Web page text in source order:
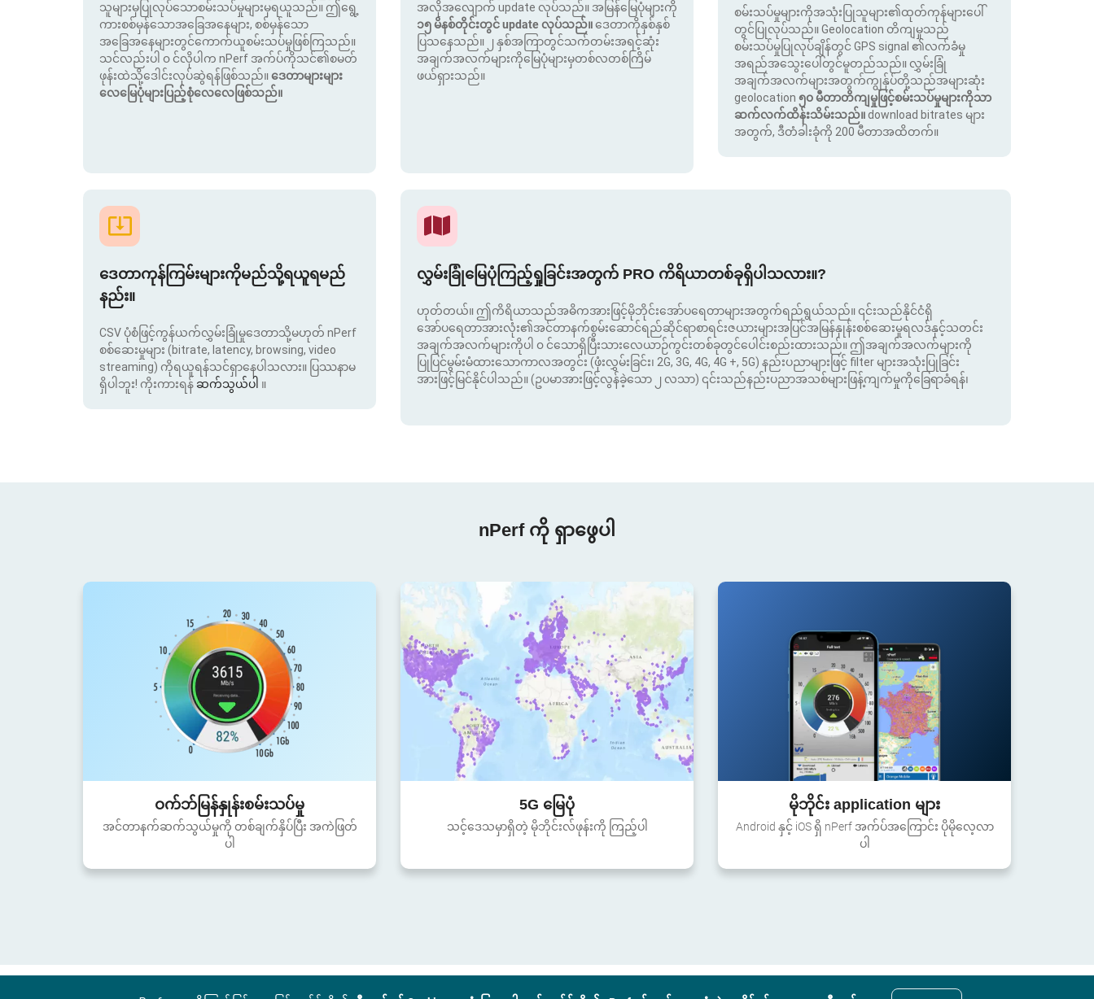
သူများမှပြုလုပ်သောစမ်းသပ်မှုများမှရယူသည်။ ဤရွေ့
ကားစစ်မှန်သောအခြေအနေများ, စစ်မှန်သော
အခြေအနေများတွင်ကောက်ယူစမ်းသပ်မှုဖြစ်ကြသည်။
သင်လည်းပါ ၀ င်လိုပါက nPerf အက်ပ်ကိုသင်၏စမတ်
ဖုန်းထဲသို့ဒေါင်းလုပ်ဆွဲရန်ဖြစ်သည်။ဒေတာများများ
လေမြေပုံများပြည့်စုံလေလေဖြစ်သည်။
အလိုအလျောက် update လုပ်သည်။ အမြန်မြေပုံများကို
၁၅ မိနစ်တိုင်းတွင် update လုပ်သည်။ဒေတာကိုနှစ်နှစ်
ပြသနေသည်။ ၂ နှစ်အကြာတွင်သက်တမ်းအရင့်ဆုံး
အချက်အလက်များကိုမြေပုံများမှတစ်လတစ်ကြိမ်
ဖယ်ရှားသည်။
စမ်းသပ်မှုများကိုအသုံးပြုသူများ၏ထုတ်ကုန်များပေါ်
တွင်ပြုလုပ်သည်။ Geolocation တိကျမှုသည်
စမ်းသပ်မှုပြုလုပ်ချိန်တွင် GPS signal ၏လက်ခံမှု
အရည်အသွေးပေါ်တွင်မူတည်သည်။ လွှမ်းခြုံ
အချက်အလက်များအတွက်ကျွန်ုပ်တို့သည်အများဆုံး
geolocation ၅၀ မီတာတိကျမှုဖြင့်စမ်းသပ်မှုများကိုသာ
ဆက်လက်ထိန်းသိမ်းသည်။ download bitrates များ
အတွက်, ဒီတံခါးခုံကို 200 မီတာအထိတက်။
ဒေတာကုန်ကြမ်းများကိုမည်သို့ရယူရမည်
နည်း။
CSV ပုံစံဖြင့်ကွန်ယက်လွှမ်းခြုံမှုဒေတာသို့မဟုတ် nPerf
စစ်ဆေးမှုများ (bitrate, latency, browsing, video
streaming) ကိုရယူရန်သင်ရှာနေပါသလား။ ပြဿနာမ
ရှိပါဘူး! ကိုးကားရန်ဆက်သွယ်ပါ ။
လွှမ်းခြုံမြေပုံကြည့်ရှုခြင်းအတွက် PRO ကိရိယာတစ်ခုရှိပါသလား။?
ဟုတ်တယ်။ ဤကိရိယာသည်အဓိကအားဖြင့်မိုဘိုင်းအော်ပရေတာများအတွက်ရည်ရွယ်သည်။ ၎င်းသည်နိုင်ငံရှိ
အော်ပရေတာအားလုံး၏အင်တာနက်စွမ်းဆောင်ရည်ဆိုင်ရာစာရင်းဇယားများအပြင်အမြန်နှုန်းစစ်ဆေးမှုရလဒ်နှင့်သတင်း
အချက်အလက်များကိုပါ ၀ င်သောရှိပြီးသားလေယာဉ်ကွင်းတစ်ခုတွင်ပေါင်းစည်းထားသည်။ ဤအချက်အလက်များကို
ပြုပြင်မွမ်းမံထားသောကာလအတွင်း (ဖုံးလွှမ်းခြင်း၊ 2G, 3G, 4G, 4G +, 5G) နည်းပညာများဖြင့် filter များအသုံးပြုခြင်း
အားဖြင့်မြင်နိုင်ပါသည်။ (ဥပမာအားဖြင့်လွန်ခဲ့သော ၂ လသာ) ၎င်းသည်နည်းပညာအသစ်များဖြန့်ကျက်မှုကိုခြေရာခံရန်၊
nPerf ကို ရှာဖွေပါ
ဝက်ဘ်မြန်နှုန်းစမ်းသပ်မှု
အင်တာနက်ဆက်သွယ်မှုကို တစ်ချက်နှိပ်ပြီး အကဲဖြတ်
ပါ
5G မြေပုံ
သင့်ဒေသမှာရှိတဲ့ မိုဘိုင်းလ်ဖုန်းကို ကြည့်ပါ
မိုဘိုင်း application များ
Android နှင့် iOS ရှိ nPerf အက်ပ်အကြောင်း ပိုမိုလေ့လာ
ပါ